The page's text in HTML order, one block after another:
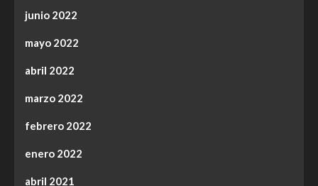
junio 2022
mayo 2022
abril 2022
marzo 2022
febrero 2022
enero 2022
abril 2021